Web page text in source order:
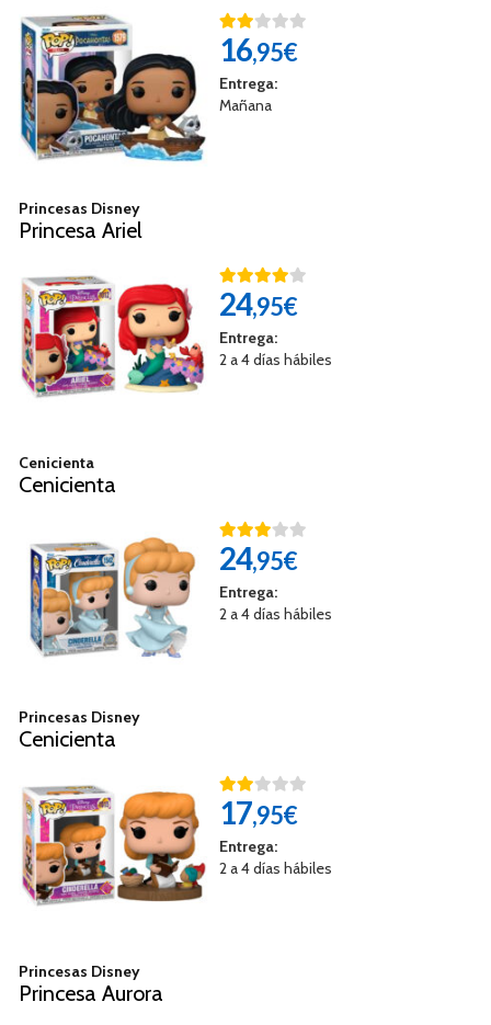
16,95€
Entrega:
Mañana
Princesas Disney
Princesa Ariel
24,95€
Entrega:
2 a 4 días hábiles
Cenicienta
Cenicienta
24,95€
Entrega:
2 a 4 días hábiles
Princesas Disney
Cenicienta
17,95€
Entrega:
2 a 4 días hábiles
Princesas Disney
Princesa Aurora